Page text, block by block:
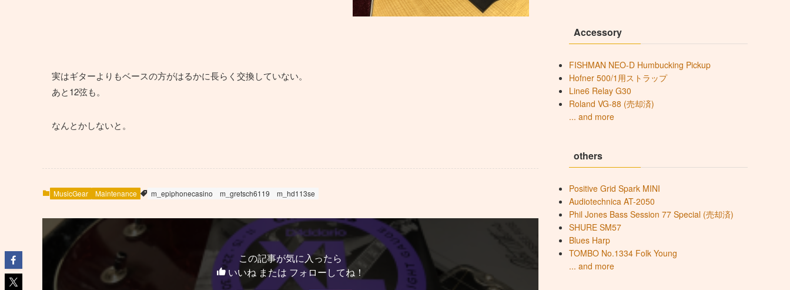
実はギターよりもベースの方がはるかに長らく交換していない。
あと12弦も。
なんとかしないと。
MusicGear Maintenance m_epiphonecasino m_gretsch6119 m_hd113se
この記事が気に入ったら
いいね または フォローしてね！
Accessory
FISHMAN NEO-D Humbucking Pickup
Hofner 500/1用ストラップ
Line6 Relay G30
Roland VG-88 (売却済)
... and more
others
Positive Grid Spark MINI
Audiotechnica AT-2050
Phil Jones Bass Session 77 Special (売却済)
SHURE SM57
Blues Harp
TOMBO No.1334 Folk Young
... and more